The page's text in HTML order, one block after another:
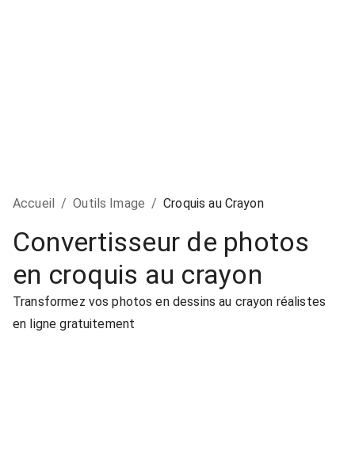
Accueil / Outils Image / Croquis au Crayon
Convertisseur de photos
en croquis au crayon
Transformez vos photos en dessins au crayon réalistes
en ligne gratuitement